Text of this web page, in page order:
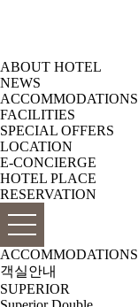
ABOUT HOTEL
NEWS
ACCOMMODATIONS
FACILITIES
SPECIAL OFFERS
LOCATION
E-CONCIERGE
HOTEL PLACE
RESERVATION
ACCOMMODATIONS
객실안내
SUPERIOR